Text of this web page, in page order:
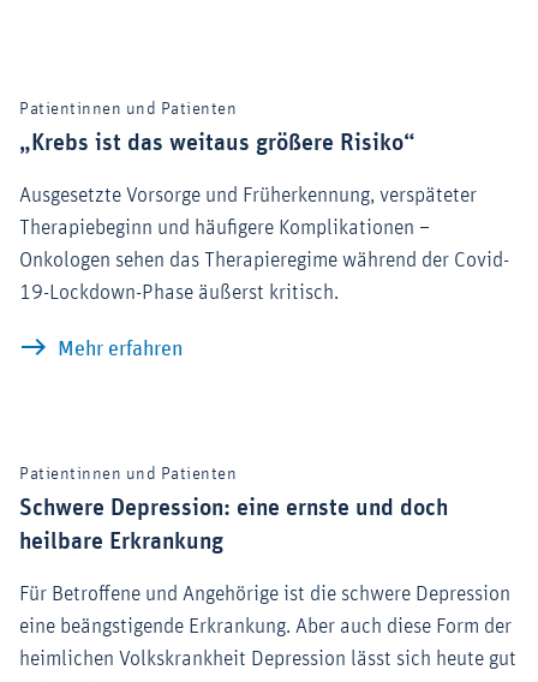
Patientinnen und Patienten
„Krebs ist das weitaus größere Risiko“
Ausgesetzte Vorsorge und Früherkennung, verspäteter
Therapiebeginn und häufigere Komplikationen –
Onkologen sehen das Therapieregime während der Covid-
19-Lockdown-Phase äußerst kritisch.
Mehr erfahren
Patientinnen und Patienten
Schwere Depression: eine ernste und doch
heilbare Erkrankung
Für Betroffene und Angehörige ist die schwere Depression
eine beängstigende Erkrankung. Aber auch diese Form der
heimlichen Volkskrankheit Depression lässt sich heute gut